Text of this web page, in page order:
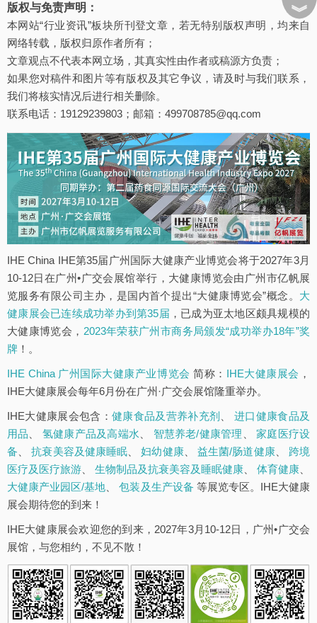
版权与免责声明：
本网站“行业资讯”板块所刊登文章，若无特别版权声明，均来自
网络转载，版权归原作者所有；
文章观点不代表本网立场，其真实性由作者或稿源方负责；
如果您对稿件和图片等有版权及其它争议，请及时与我们联系，
我们将核实情况后进行相关删除。
联系电话：19129239803；邮箱：499708785@qq.com
IHE China IHE第35届广州国际大健康产业博览会将于2027年3月
10-12日在广州•广交会展馆举行，大健康博览会由广州市亿帆展
览服务有限公司主办，是国内首个提出“大健康博览会”概念。 大
健康展会已连续成功举办到第35届 ，已成为亚太地区颇具规模的
大健康博览会， 2023年荣获广州市商务局颁发“成功举办18年”奖
牌 ！。
IHE China 广州国际大健康产业博览会 简称： IHE大健康展会 ，
IHE大健康展会每年6月份在广州·广交会展馆隆重举办。
IHE大健康展会包含： 健康食品及营养补充剂 、进口健康食品及
用品
氢健康产品及高端水 智慧养老/健康管理 、家庭医疗设
备 、抗衰美容及健康睡眠 、妇幼健康、 益生菌/肠道健康、 跨境
医疗及医疗旅游
生物制品及抗衰美容及睡眠健康 体育健康
大健康产业园区/基地 、包装及生产设备 等展览专区。IHE大健康
展会期待您的到来！
IHE大健康展会欢迎您的到来，2027年3月10-12日，广州•广交会
展馆，与您相约，不见不散！
︾